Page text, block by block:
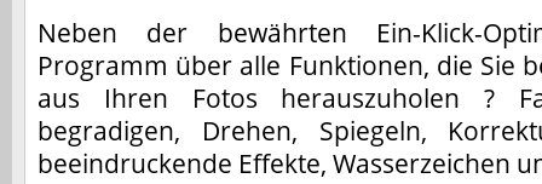
Neben der bewährten Ein-Klick-
Programm über alle Funktionen, die Sie
aus Ihren Fotos herauszuholen ?
begradigen, Drehen, Spiegeln,
beeindruckende Effekte, Wasserzeichen